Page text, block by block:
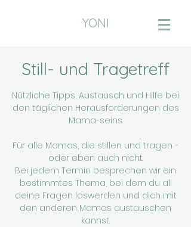
YONI
Still- und Tragetreff
Nützliche Tipps, Austausch und Hilfe bei
den täglichen Herausforderungen des
Mama-seins.
Für alle Mamas, die stillen und tragen -
oder eben auch nicht.
Bei jedem Termin besprechen wir ein
bestimmtes Thema, bei dem du all
deine Fragen loswerden und dich mit
den anderen Mamas austauschen
kannst.